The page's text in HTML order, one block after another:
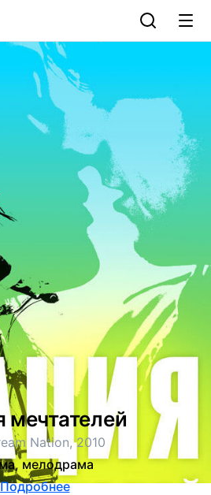
мечтателей
Nation, 2010
мелодрама
Подробнее